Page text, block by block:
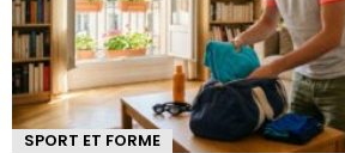
SPORT ET FORME